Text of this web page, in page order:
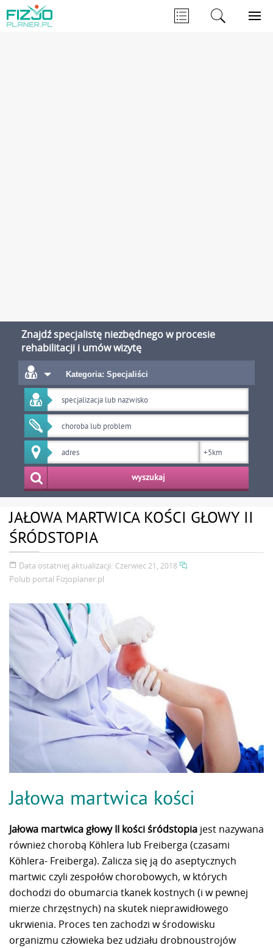
Znajdź specjalistę niezbędnego w procesie
rehabilitacji i umów wizytę
Kategoria: Specjaliści
wyszukaj
JAŁOWA MARTWICA KOŚCI GŁOWY II
ŚRÓDSTOPIA
Data ostatniej aktualizacji: Czerwiec 21, 2018
Polub portal Fizjoplaner.pl
Jałowa martwica kości
Jałowa martwica głowy II kości śródstopia jest nazywana
również chorobą Köhlera lub Freiberga (czasami
Köhlera- Freiberga). Zalicza się ją do aseptycznych
martwic czyli zespołów chorobowych, w których
dochodzi do obumarcia tkanek kostnych (i w pewnej
mierze chrzęstnych) na skutek nieprawidłowego
ukrwienia. Proces ten zachodzi w środowisku
organizmu człowieka bez udziału drobnoustrojów